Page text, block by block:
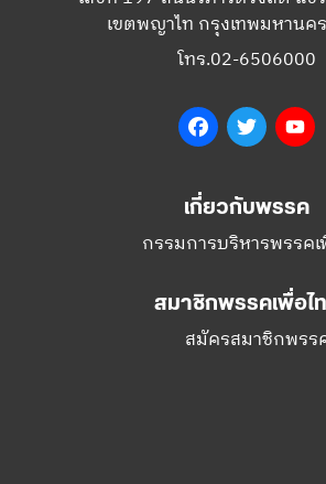
เขตพญาไท กรุงเทพมหานค
โทร.02-6506000
FacebookTwitter
เกี่ยวกับพรรค
กรรมการบริหารพรรค
สมาชิกพรรคเพื่อไ
สมัครสมาชิกพรร